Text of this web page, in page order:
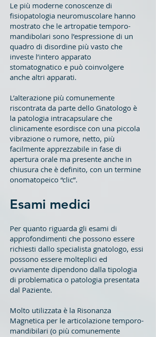
Le più moderne conoscenze di
fisiopatologia neuromuscolare hanno
mostrato che le artropatie temporo-
mandibolari sono l’espressione di un
quadro di disordine più vasto che
investe l’intero apparato
stomatognatico e può coinvolgere
anche altri apparati.
L’alterazione più comunemente
riscontrata da parte dello Gnatologo è
la patologia intracapsulare che
clinicamente esordisce con una piccola
vibrazione o rumore, netto, più
facilmente apprezzabile in fase di
apertura orale ma presente anche in
chiusura che è definito, con un termine
onomatopeico “clic”.
Esami medici
Per quanto riguarda gli esami di
approfondimenti che possono essere
richiesti dallo specialista gnatologo, essi
possono essere molteplici ed
ovviamente dipendono dalla tipologia
di problematica o patologia presentata
dal Paziente.
Molto utilizzata è la Risonanza
Magnetica per le articolazione temporo-
mandibilari (o più comunemente